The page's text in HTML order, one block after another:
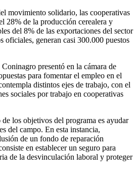
movimiento solidario, las cooperativas
28% de la producción cerealera y
del 8% de las exportaciones del sector
oficiales, generan casi 300.000 puestos
presentó en la cámara de
para fomentar el empleo en el
distintos ejes de trabajo, con el
sociales por trabajo en cooperativas
los objetivos del programa es ayudar
del campo. En esta instancia,
de un fondo de reparación
en establecer un seguro para
de la desvinculación laboral y proteger